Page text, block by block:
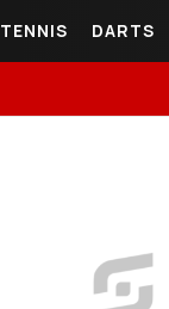
TENNIS DARTS